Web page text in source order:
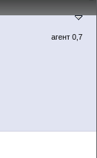
агент 0,7